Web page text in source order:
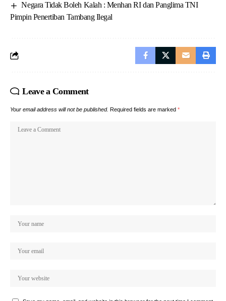
Negara Tidak Boleh Kalah : Menhan RI dan Panglima TNI
Pimpin Penertiban Tambang Ilegal
Leave a Comment
Your email address will not be published. Required fields are marked *